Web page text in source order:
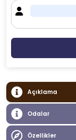
Açıklama
Odalar
Özellikler